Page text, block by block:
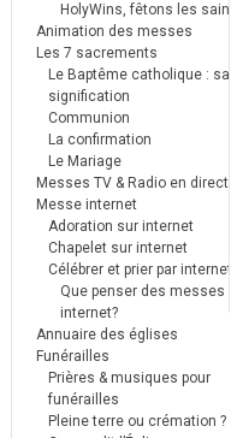
HolyWins, fêtons les
Animation des messes
Les 7 sacrements
Le Baptême catholique : sa
signification
Communion
La confirmation
Le Mariage
Messes TV & Radio en direct
Messe internet
Adoration sur internet
Chapelet sur internet
Célébrer et prier par internet
Que penser des messes
internet?
Annuaire des églises
Funérailles
Prières & musiques pour
funérailles
Pleine terre ou crémation ?